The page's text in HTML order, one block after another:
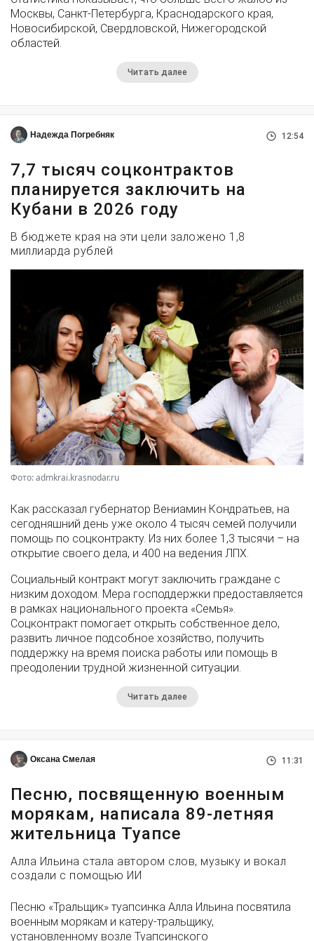
Москвы, Санкт-Петербурга, Краснодарского края,
Новосибирской, Свердловской, Нижегородской
областей.
Читать далее
Надежда Погребняк 12:54
7,7 тысяч соцконтрактов
планируется заключить на
Кубани в 2026 году
В бюджете края на эти цели заложено 1,8
миллиарда рублей
Фото: admkrai.krasnodar.ru
Как рассказал губернатор Вениамин Кондратьев, на
сегодняшний день уже около 4 тысяч семей получили
помощь по соцконтракту. Из них более 1,3 тысячи – на
открытие своего дела, и 400 на ведения ЛПХ.
Социальный контракт могут заключить граждане с
низким доходом. Мера господдержки предоставляется
в рамках национального проекта «Семья».
Соцконтракт помогает открыть собственное дело,
развить личное подсобное хозяйство, получить
поддержку на время поиска работы или помощь в
преодолении трудной жизненной ситуации.
Читать далее
Оксана Смелая 11:31
Песню, посвященную военным
морякам, написала 89-летняя
жительница Туапсе
Алла Ильина стала автором слов, музыку и вокал
создали с помощью ИИ
Песню «Тральщик» туапсинка Алла Ильина посвятила
военным морякам и катеру-тральщику,
установленному возле Туапсинского